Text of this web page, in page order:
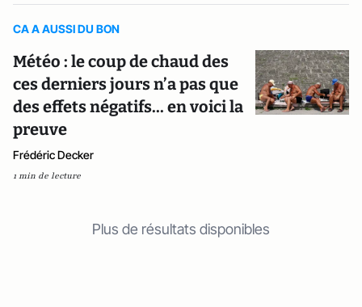
CA A AUSSI DU BON
Météo : le coup de chaud des
ces derniers jours n’a pas que
des effets négatifs... en voici la
preuve
Frédéric Decker
1 min de lecture
Plus de résultats disponibles